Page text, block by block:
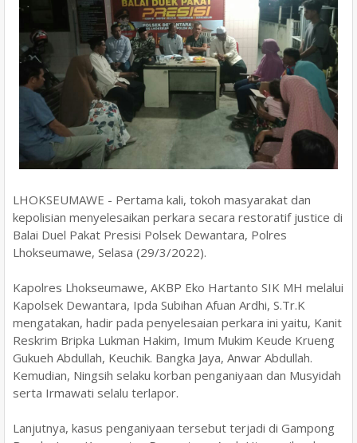
LHOKSEUMAWE - Pertama kali, tokoh masyarakat dan
kepolisian menyelesaikan perkara secara restoratif justice di
Balai Duel Pakat Presisi Polsek Dewantara, Polres
Lhokseumawe, Selasa (29/3/2022).
Kapolres Lhokseumawe, AKBP Eko Hartanto SIK MH melalui
Kapolsek Dewantara, Ipda Subihan Afuan Ardhi, S.Tr.K
mengatakan, hadir pada penyelesaian perkara ini yaitu, Kanit
Reskrim Bripka Lukman Hakim, Imum Mukim Keude Krueng
Gukueh Abdullah, Keuchik. Bangka Jaya, Anwar Abdullah.
Kemudian, Ningsih selaku korban penganiyaan dan Musyidah
serta Irmawati selalu terlapor.
Lanjutnya, kasus penganiyaan tersebut terjadi di Gampong